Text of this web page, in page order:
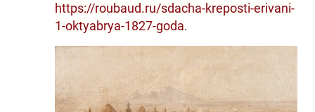
https://roubaud.ru/sdacha-kreposti-erivani-
1-oktyabrya-1827-goda.